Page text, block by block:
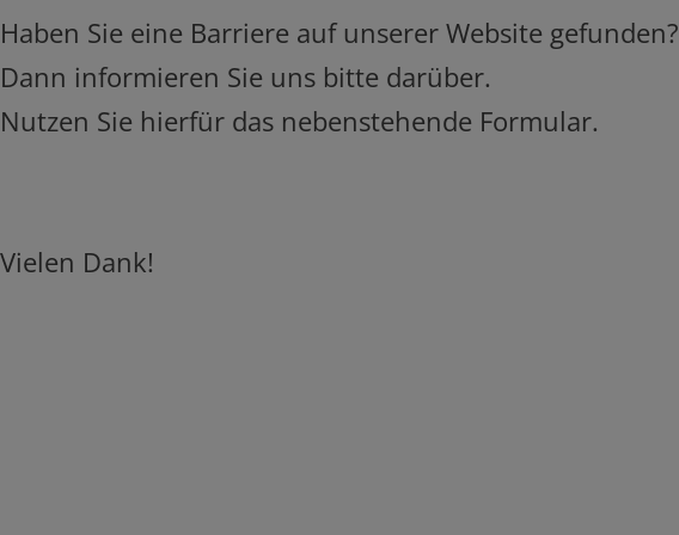
Haben Sie eine Barriere auf unserer Website gefunden?
Dann informieren Sie uns bitte darüber.
Nutzen Sie hierfür das nebenstehende Formular.
Vielen Dank!